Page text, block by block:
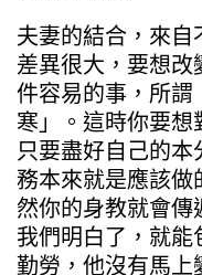
夫妻的結合，來
差異很大，要想
件容易的事，所謂
寒」。這時你要想
只要盡好自己的
務本來就是應該做
然你的身教就會傳
我們明白了，就能
勤勞，他沒有馬上